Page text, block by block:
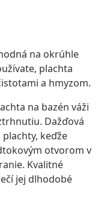
na okrúhle
plachta
a hmyzom.
na bazén váži
Dažďová
keďže
otvorom v
Kvalitné
jej dlhodobé